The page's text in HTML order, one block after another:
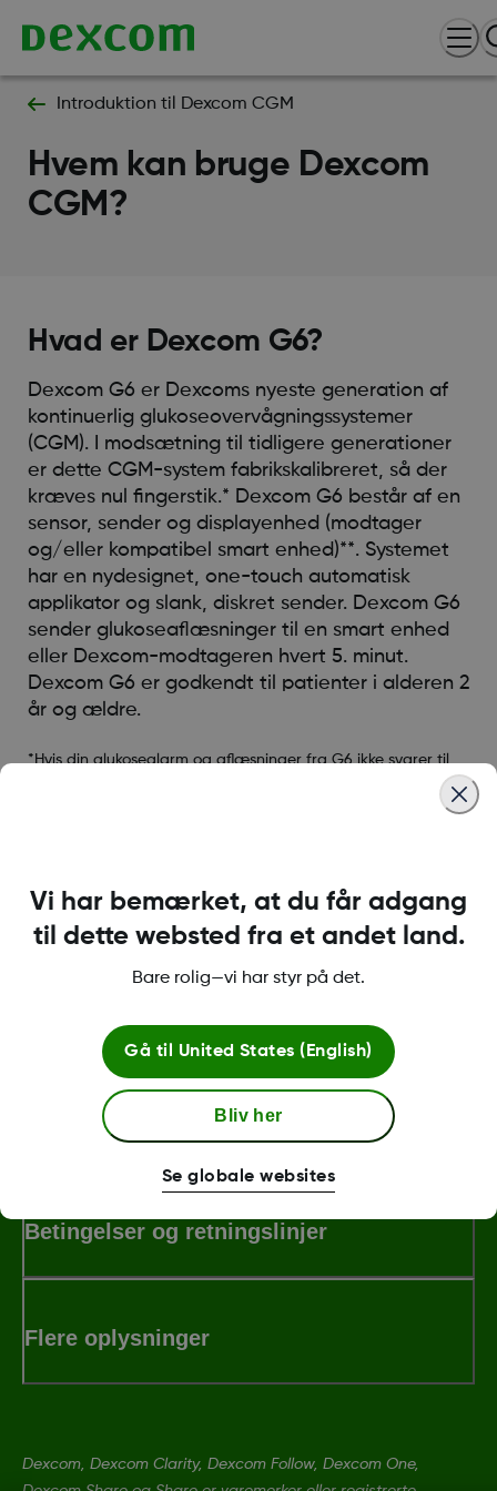
Introduktion til Dexcom CGM
Hvem kan bruge Dexcom
CGM?
Hvad er Dexcom G6?
Dexcom G6 er Dexcoms nyeste generation af
kontinuerlig glukoseovervågningssystemer
(CGM). I modsætning til tidligere generationer
er dette CGM-system fabrikskalibreret, så der
kræves nul fingerstik.* Dexcom G6 består af en
sensor, sender og displayenhed (modtager
og/eller kompatibel smart enhed)**. Systemet
har en nydesignet, one-touch automatisk
applikator og slank, diskret sender. Dexcom G6
sender glukoseaflæsninger til en smart enhed
eller Dexcom-modtageren hvert 5. minut.
Dexcom G6 er godkendt til patienter i alderen 2
år og ældre.
*Hvis din glukosealarm og aflæsninger fra G6 ikke svarer til
** For at se de nyeste understøttede enheder, skal du besøge
http://www.dexcom.com/compatibility
LBL016698 Rev001
Betingelser og retningslinjer
Flere oplysninger
Dexcom, Dexcom Clarity, Dexcom Follow, Dexcom One,
Vi har bemærket, at du får adgang
til dette websted fra et andet land.
Bare rolig—vi har styr på det.
Gå til United States (English)
Bliv her
Se globale websites